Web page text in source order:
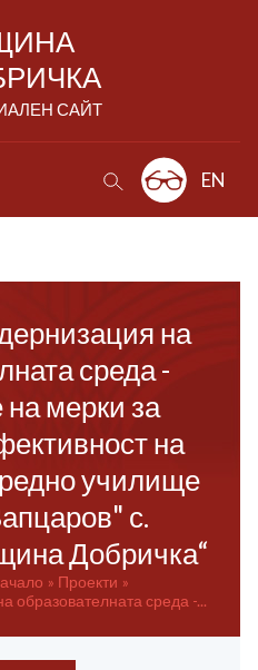
САЙТ
EN
на
среда -
мерки за
на
училище
с.
Добричка“
Проекти
среда -...